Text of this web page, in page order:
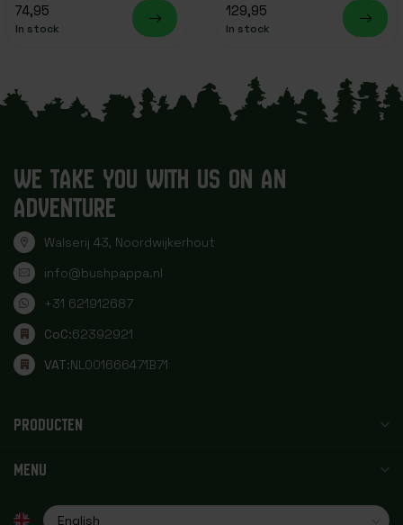
74,95
In stock
129,95
In stock
WE TAKE YOU WITH US ON AN
ADVENTURE
Walserij 43, Noordwijkerhout
info@bushpappa.nl
+31 621912687
CoC:62392921
VAT:NL001666471B71
PRODUCTEN
MENU